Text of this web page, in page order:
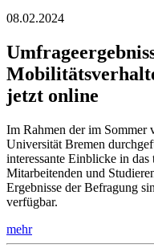
08.02.2024
jetzt online
Im Rahmen der im Sommer
Universität Bremen
interessante Einblicke in
Mitarbeitenden und
Ergebnisse der Befragung
verfügbar.
mehr